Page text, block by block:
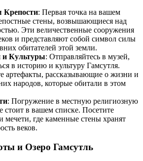
Крепости: Первая точка на вашем
стены, возвышающиеся над
Эти величественные сооружения
и представляют собой символ силы
обитателей этой земли.
и Культуры: Отправляйтесь в музей,
в историю и культуру Гамсутля.
артефакты, рассказывающие о жизни и
народов, которые обитали в этом
: Погружение в местную религиозную
стоит в вашем списке. Посетите
мечети, где каменные стены хранят
веков.
и Озеро Гамсутль